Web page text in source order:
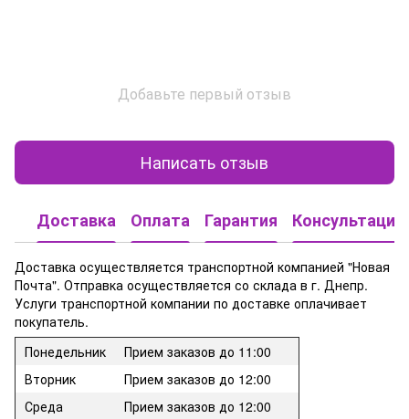
Добавьте первый отзыв
Написать отзыв
Доставка Оплата Гарантия Консультация
Доставка осуществляется транспортной компанией "Новая
Почта". Отправка осуществляется со склада в г. Днепр.
Услуги транспортной компании по доставке оплачивает
покупатель.
Понедельник
Прием заказов до 11:00
Вторник
Прием заказов до 12:00
Среда
Прием заказов до 12:00